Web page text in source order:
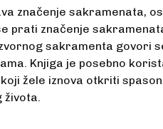
značenje sakramenata,
prati značenje
sakramenta govori
Knjiga je posebno
žele iznova otkriti